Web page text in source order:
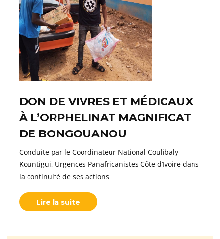
DON DE VIVRES ET MÉDICAUX
À L’ORPHELINAT MAGNIFICAT
DE BONGOUANOU
Conduite par le Coordinateur National Coulibaly
Kountigui, Urgences Panafricanistes Côte d’Ivoire dans
la continuité de ses actions
Lire la suite